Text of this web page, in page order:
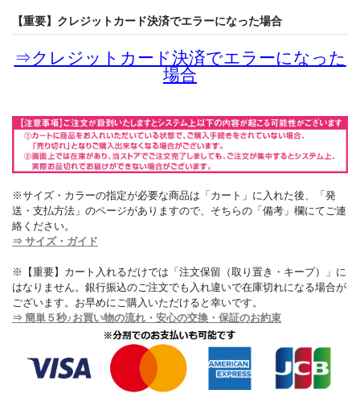
【重要】クレジットカード決済でエラーになった場合
⇒クレジットカード決済でエラーになった
場合
※サイズ・カラーの指定が必要な商品は「カート」に入れた後、「発
送・支払方法」のページがありますので、そちらの「備考」欄にてご連
絡ください。
⇒ サイズ・ガイド
※【重要】カート入れるだけでは「注文保留（取り置き・キープ）」に
はなりません。銀行振込のご注文でも入れ違いで在庫切れになる場合が
ございます。お早めにご購入いただけると幸いです。
⇒ 簡単５秒♪お買い物の流れ・安心の交換・保証のお約束